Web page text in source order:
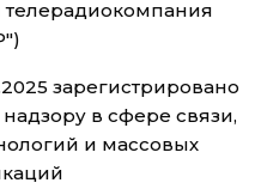
зарегистрировано
в сфере связи,
и массовых